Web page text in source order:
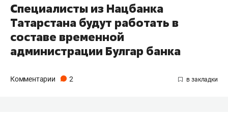
​Специалисты из Нацбанка
Татарстана будут работать в
составе временной
администрации Булгар банка
Комментарии 2